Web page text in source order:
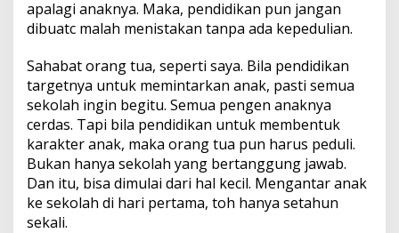
apalagi anaknya. Maka, pendidikan pun jangan
dibuatc malah menistakan tanpa ada kepedulian.
Sahabat orang tua, seperti saya. Bila pendidikan
targetnya untuk memintarkan anak, pasti semua
sekolah ingin begitu. Semua pengen anaknya
cerdas. Tapi bila pendidikan untuk membentuk
karakter anak, maka orang tua pun harus peduli.
Bukan hanya sekolah yang bertanggung jawab.
Dan itu, bisa dimulai dari hal kecil. Mengantar anak
ke sekolah di hari pertama, toh hanya setahun
sekali.